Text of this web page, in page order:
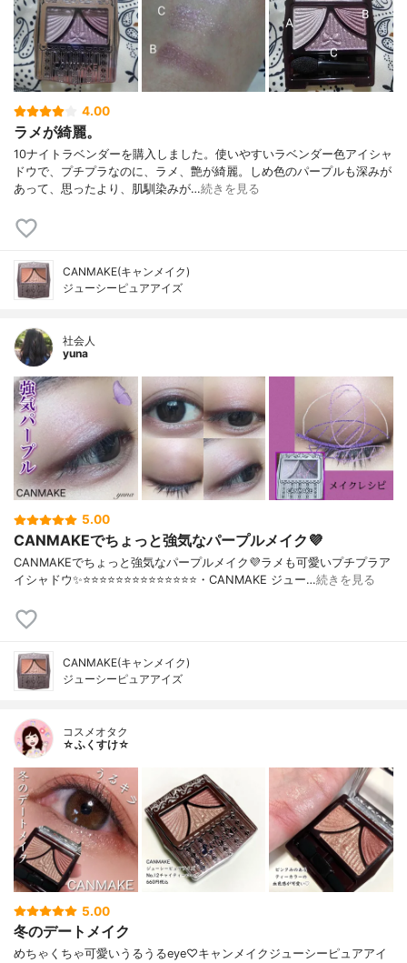
4.00
ラメが綺麗。
10ナイトラベンダーを購入しました。使いやすいラベンダー色アイシャ
ドウで、プチプラなのに、ラメ、艶が綺麗。しめ色のパープルも深みが
あって、思ったより、肌馴染みが…続きを見る
CANMAKE(キャンメイク)
ジューシーピュアアイズ
社会人
yuna
5.00
CANMAKEでちょっと強気なパープルメイク💜
CANMAKEでちょっと強気なパープルメイク💜ラメも可愛いプチプラア
イシャドウ✨⭐️⭐️⭐️⭐️⭐️⭐️⭐️⭐️⭐️⭐️⭐️⭐️⭐️⭐️・CANMAKE ジュー…続きを見る
CANMAKE(キャンメイク)
ジューシーピュアアイズ
コスメオタク
☆ふくすけ☆
5.00
冬のデートメイク
めちゃくちゃ可愛いうるうるeye♡キャンメイクジューシーピュアアイ